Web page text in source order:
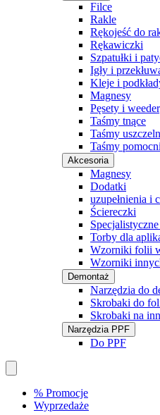
Filce
Rakle
Rękojeść do
Rękawiczki
Szpatułki i
Igły i
Kleje i
Magnesy
Pęsety i
Taśmy tnące
Taśmy
Taśmy
Akcesoria
Magnesy
Dodatki
uzupełnienia i
Ściereczki
Torby dla
Wzorniki folii
Wzorniki
Demontaż
Narzędzia do
Skrobaki do
Skrobaki na
Narzędzia PPF
Do PPF
% Promocje
Wyprzedaże